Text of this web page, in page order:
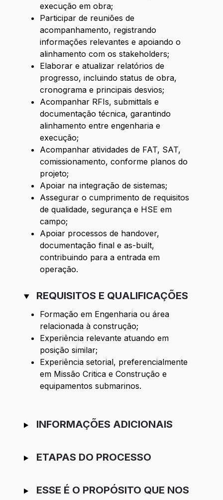
execução em obra;
Participar de reuniões de
acompanhamento, registrando
informações relevantes e apoiando o
alinhamento com os stakeholders;
Elaborar e atualizar relatórios de
progresso, incluindo status de obra,
cronograma e principais desvios;
Acompanhar RFIs, submittals e
documentação técnica, garantindo
alinhamento entre engenharia e
execução;
Acompanhar atividades de FAT, SAT,
comissionamento, conforme planos do
projeto;
Apoiar na integração de sistemas;
Assegurar o cumprimento de requisitos
de qualidade, segurança e HSE em
campo;
Apoiar processos de handover,
documentação final e as-built,
contribuindo para a entrada em
operação.
REQUISITOS E QUALIFICAÇÕES
Formação em Engenharia ou área
relacionada à construção;
Experiência relevante atuando em
posição similar;
Experiência setorial, preferencialmente
em Missão Critica e Construção e
equipamentos submarinos.
INFORMAÇÕES ADICIONAIS
ETAPAS DO PROCESSO
ESSE É O PROPÓSITO QUE NOS